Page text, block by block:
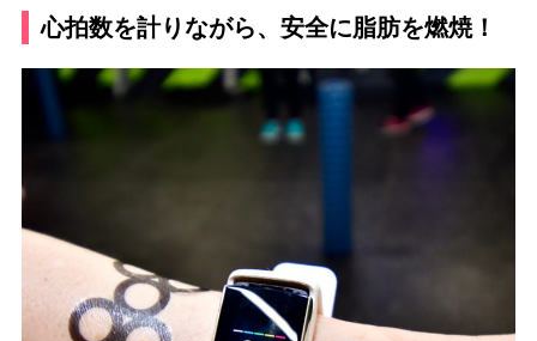
心拍数を計りながら、安全に脂肪を燃焼！